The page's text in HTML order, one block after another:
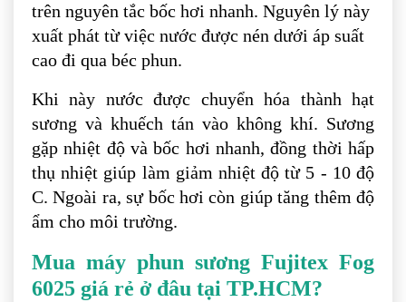
trên nguyên tắc bốc hơi nhanh. Nguyên lý này
xuất phát từ việc nước được nén dưới áp suất
cao đi qua béc phun.
Khi này nước được chuyển hóa thành hạt
sương và khuếch tán vào không khí. Sương
gặp nhiệt độ và bốc hơi nhanh, đồng thời hấp
thụ nhiệt giúp làm giảm nhiệt độ từ 5 - 10 độ
C. Ngoài ra, sự bốc hơi còn giúp tăng thêm độ
ẩm cho môi trường.
Mua máy phun sương Fujitex Fog
6025 giá rẻ ở đâu tại TP.HCM?